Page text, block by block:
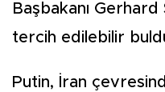
Başbakanı Gerhard
tercih edilebilir
Putin, İran